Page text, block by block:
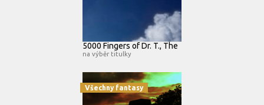
5000 Fingers of Dr. T., The
na výběr titulky
Všechny fantasy